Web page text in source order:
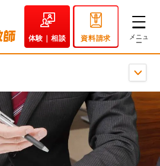
体験｜相談 資料請求